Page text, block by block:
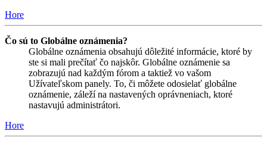
Hore
Čo sú to Globálne oznámenia?
Globálne oznámenia obsahujú dôležité informácie, ktoré by
ste si mali prečítať čo najskôr. Globálne oznámenie sa
zobrazujú nad každým fórom a taktiež vo vašom
Užívateľskom panely. To, či môžete odosielať globálne
oznámenie, záleží na nastavených oprávneniach, ktoré
nastavujú administrátori.
Hore